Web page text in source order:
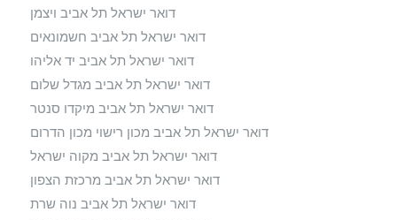
דואר ישראל תל אביב ויצמן
דואר ישראל תל אביב חשמונאים
דואר ישראל תל אביב יד אליהו
דואר ישראל תל אביב מגדל שלום
דואר ישראל תל אביב מיקדו סנטר
דואר ישראל תל אביב מכון רישוי מכון הדרום
דואר ישראל תל אביב מקוה ישראל
דואר ישראל תל אביב מרכזת הצפון
דואר ישראל תל אביב נוה שרת